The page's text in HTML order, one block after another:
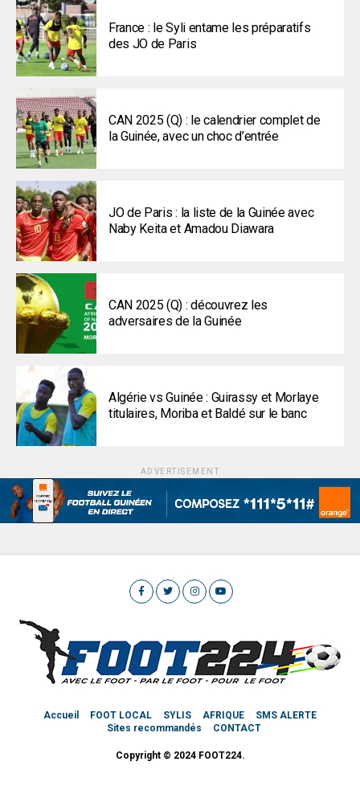
France : le Syli entame les préparatifs
des JO de Paris
CAN 2025 (Q) : le calendrier complet de
la Guinée, avec un choc d’entrée
JO de Paris : la liste de la Guinée avec
Naby Keita et Amadou Diawara
CAN 2025 (Q) : découvrez les
adversaires de la Guinée
Algérie vs Guinée : Guirassy et Morlaye
titulaires, Moriba et Baldé sur le banc
ADVERTISEMENT
Accueil FOOT LOCAL SYLIS AFRIQUE
SMS ALERTE
Sites recommandés
CONTACT
Copyright © 2024 FOOT224.